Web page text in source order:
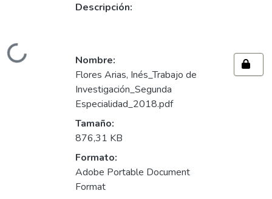
Cargando...
Descripción:
Nombre:
Flores Arias, Inés_Trabajo de
Investigación_Segunda
Especialidad_2018.pdf
Tamaño:
876,31 KB
Formato:
Adobe Portable Document
Format